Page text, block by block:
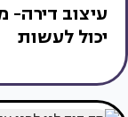
עיצוב דירה-
יכול לעשות